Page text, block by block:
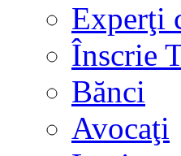
Experţi
Înscrie
Bănci
Avocaţi